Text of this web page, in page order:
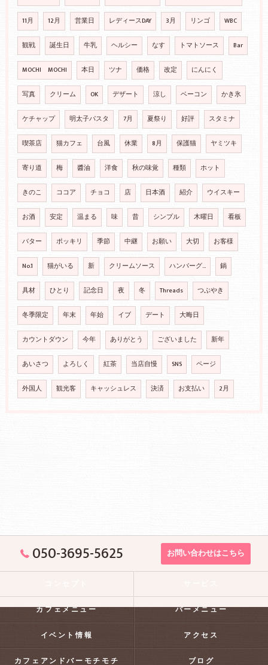
11月 12月 営業日 レディースDAY 3月 リンゴ WBC
観戦 誕生日 牛乳 ヘルシー なす トマトソース Bar
MOCHI MOCHI 本日 ツナ 価格 改定 にんにく
写真 クリーム OK デザート 涼し ベーコン かき氷
ケチャップ 明太子パスタ 7月 夏祭り 好評 スタミナ
喫茶店 猫カフェ 台風 休業 8月 保護猫 ヤミツキ
寄り道 梅 醬油 洋食 秋の味覚 種類 ホット
きのこ ココア チョコ 店 日本酒 紹介 ウイスキー
お酒 安定 温まる 味 昔 シンプル 木曜日 看板
バター ポッキリ 季節 中継 お願い 大切 お客様
No.1 猫がいる 新 クリームソース ハンバーグ… 鍋
具材 ひとり 記念日 夜 冬 Threads つぶやき
冬季限定 年末 年始 イブ デート 大晦日
カウントダウン 今年 ありがとう ございました 新年
あいさつ よろしく 紅茶 当店自慢 SNS ページ
外国人 観光客 キャッシュレス 決済 お支払い 2月
050-3695-5625 お問い合わせはこちら
カフェメニュー バーメニュー
イベント情報 アクセス
カフェアンドバーモチモチ ブログ